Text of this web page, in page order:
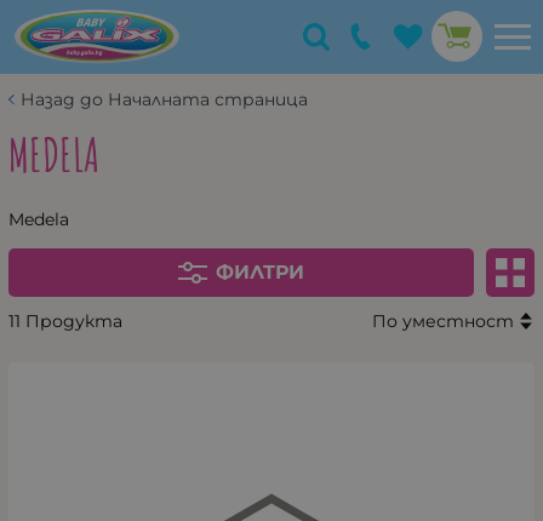
Назад до Началната страница
MEDELA
Medela
ФИЛТРИ
11 Продукта По уместност